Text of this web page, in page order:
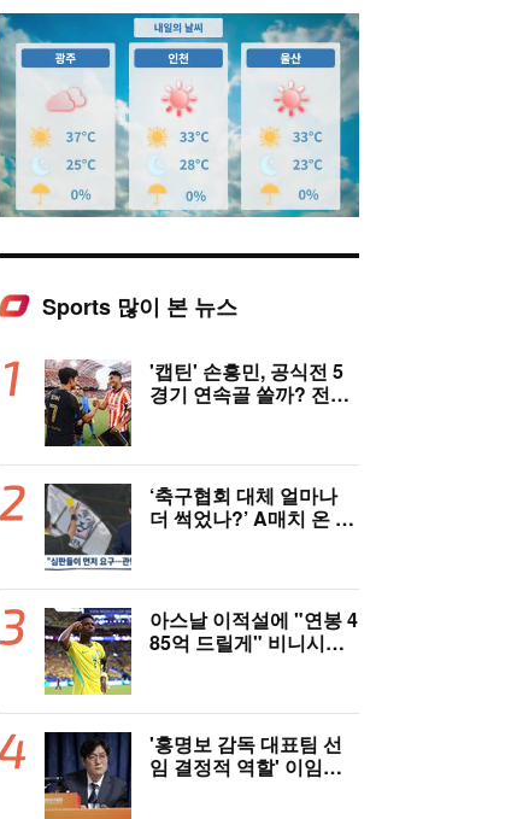
Sports 많이 본 뉴스
'캡틴' 손흥민, 공식전 5
경기 연속골 쏠까? 전반
1 전반 종료
‘축구협회 대체 얼마나
더 썩었나?’ A매치 온 외
않겠나?”
아스날 이적설에 "연봉 4
85억 드릴게" 비니시우
'홍명보 감독 대표팀 선
임 결정적 역할' 이임생